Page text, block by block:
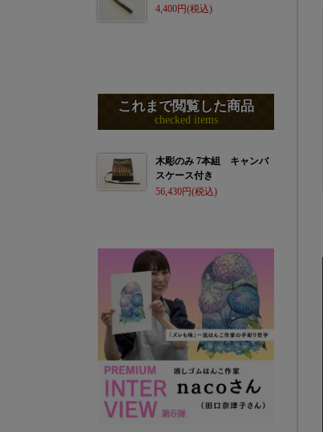
4,400
これまで閲覧した商品
checked items
木彫のみ 7本組 キャンバ
スケース付き
56,430